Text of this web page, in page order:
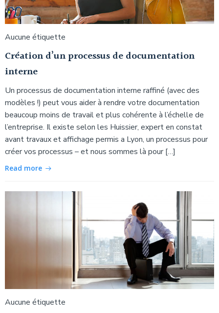
Aucune étiquette
Création d’un processus de documentation
interne
Un processus de documentation interne raffiné (avec des
modèles !) peut vous aider à rendre votre documentation
beaucoup moins de travail et plus cohérente à l’échelle de
l’entreprise. Il existe selon les Huissier, expert en constat
avant travaux et affichage permis a Lyon, un processus pour
créer vos processus – et nous sommes là pour […]
Read more
Aucune étiquette